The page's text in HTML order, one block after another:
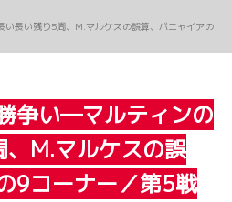
長い残り5周、M.マルケスの誤算、バニャイアの
争い─マルティンの
M.マルケスの誤
9コーナー／第5戦